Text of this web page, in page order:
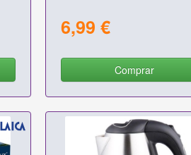
6,99 €
Comprar